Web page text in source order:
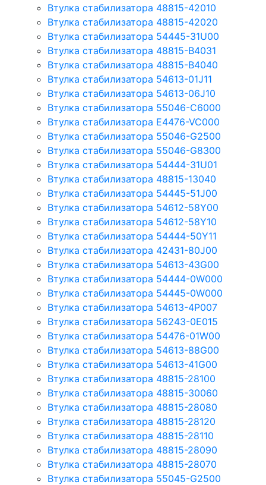
Втулка стабилизатора 48815-42010
Втулка стабилизатора 48815-42020
Втулка стабилизатора 54445-31U00
Втулка стабилизатора 48815-B4031
Втулка стабилизатора 48815-B4040
Втулка стабилизатора 54613-01J11
Втулка стабилизатора 54613-06J10
Втулка стабилизатора 55046-C6000
Втулка стабилизатора E4476-VC000
Втулка стабилизатора 55046-G2500
Втулка стабилизатора 55046-G8300
Втулка стабилизатора 54444-31U01
Втулка стабилизатора 48815-13040
Втулка стабилизатора 54445-51J00
Втулка стабилизатора 54612-58Y00
Втулка стабилизатора 54612-58Y10
Втулка стабилизатора 54444-50Y11
Втулка стабилизатора 42431-80J00
Втулка стабилизатора 54613-43G00
Втулка стабилизатора 54444-0W000
Втулка стабилизатора 54445-0W000
Втулка стабилизатора 54613-4P007
Втулка стабилизатора 56243-0E015
Втулка стабилизатора 54476-01W00
Втулка стабилизатора 54613-88G00
Втулка стабилизатора 54613-41G00
Втулка стабилизатора 48815-28100
Втулка стабилизатора 48815-30060
Втулка стабилизатора 48815-28080
Втулка стабилизатора 48815-28120
Втулка стабилизатора 48815-28110
Втулка стабилизатора 48815-28090
Втулка стабилизатора 48815-28070
Втулка стабилизатора 55045-G2500